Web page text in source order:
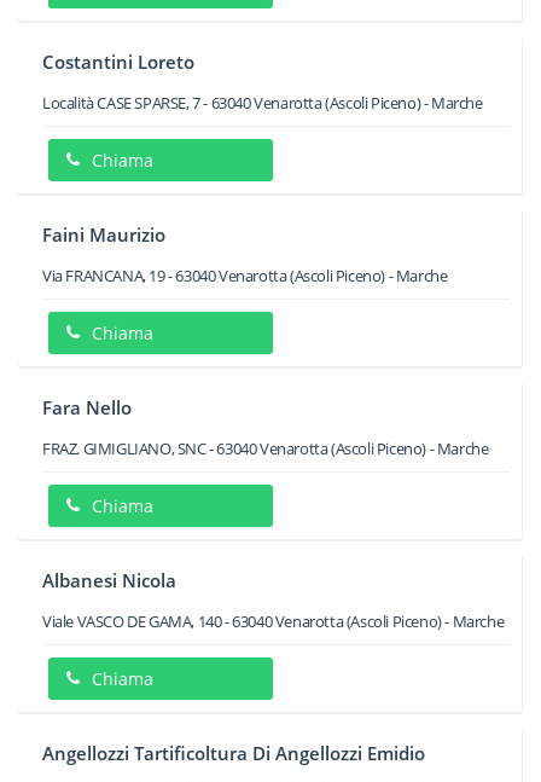
Costantini Loreto
Località CASE SPARSE, 7-63040Venarotta(Ascoli Piceno) -Marche
Chiama
Faini Maurizio
Via FRANCANA, 19-63040Venarotta(Ascoli Piceno) -Marche
Chiama
Fara Nello
FRAZ. GIMIGLIANO, SNC-63040Venarotta(Ascoli Piceno) -Marche
Chiama
Albanesi Nicola
Viale VASCO DE GAMA, 140-63040Venarotta(Ascoli Piceno) - Marche
Chiama
Angellozzi Tartificoltura Di Angellozzi Emidio